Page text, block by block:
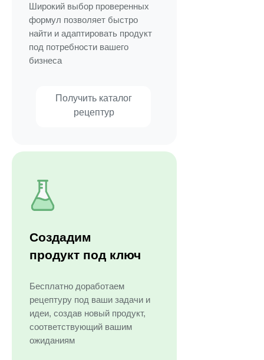
Широкий выбор проверенных
формул позволяет быстро
найти и адаптировать продукт
под потребности вашего
бизнеса
Создадим
продукт под ключ
Бесплатно доработаем
рецептуру под ваши задачи и
идеи, создав новый продукт,
соответствующий вашим
ожиданиям
Получить каталог
рецептур